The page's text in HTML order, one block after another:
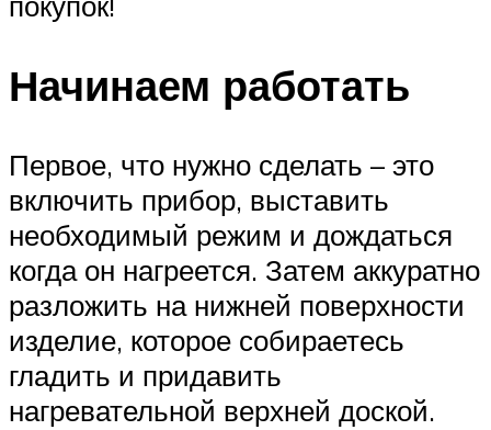
Начинаем работать
Первое, что нужно сделать – это
включить прибор, выставить
необходимый режим и дождаться
когда он нагреется. Затем аккуратно
разложить на нижней поверхности
изделие, которое собираетесь
гладить и придавить
нагревательной верхней доской.